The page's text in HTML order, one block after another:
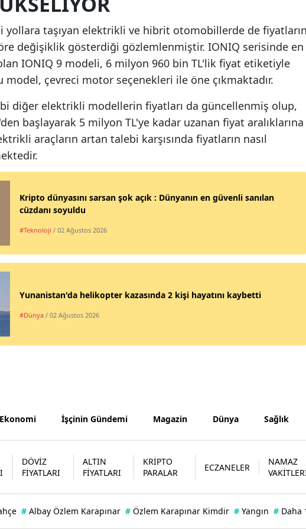
Siirt
Sinop
Tekirdağ
Tokat
Van
Bartın
Ardahan
yollara taşıyan elektrikli ve hibrit otomobillerde de
değişiklik gösterdiği gözlemlenmiştir. IONIQ serisinde en
IONIQ 9 modeli, 6 milyon 960 bin TL'lik fiyat etiketiyle
çevreci motor seçenekleri ile öne çıkmaktadır.
diğer elektrikli modellerin fiyatları da güncellenmiş olup,
başlayarak 5 milyon TL'ye kadar uzanan fiyat aralıklarına
araçların artan talebi karşısında fiyatların nasıl
Kripto dünyasını sarsan şok açık : Dünyanın en güvenli sanılan
cüzdanı soyuldu
#Teknoloji / 02 Ağustos 2026
Yunanistan'da helikopter kazasında 2 kişi hayatını kaybetti
#Dünya / 02 Ağustos 2026
Ekonomi İşçinin Gündemi Magazin Dünya Sağlık
DÖVİZ
FİYATLARI
ALTIN
FİYATLARI
KRİPTO
PARALAR
ECZANELER
NAMAZ
# Albay Özlem Karapınar # Özlem Karapınar Kimdir # Yangın # Daha